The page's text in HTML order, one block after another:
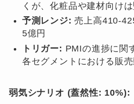
くが、化粧品や建材向け
予測レンジ: 売上高410-
5億円
トリガー: PMIの進捗に関
各セグメントにおける販売
弱気シナリオ (蓋然性: 10%):